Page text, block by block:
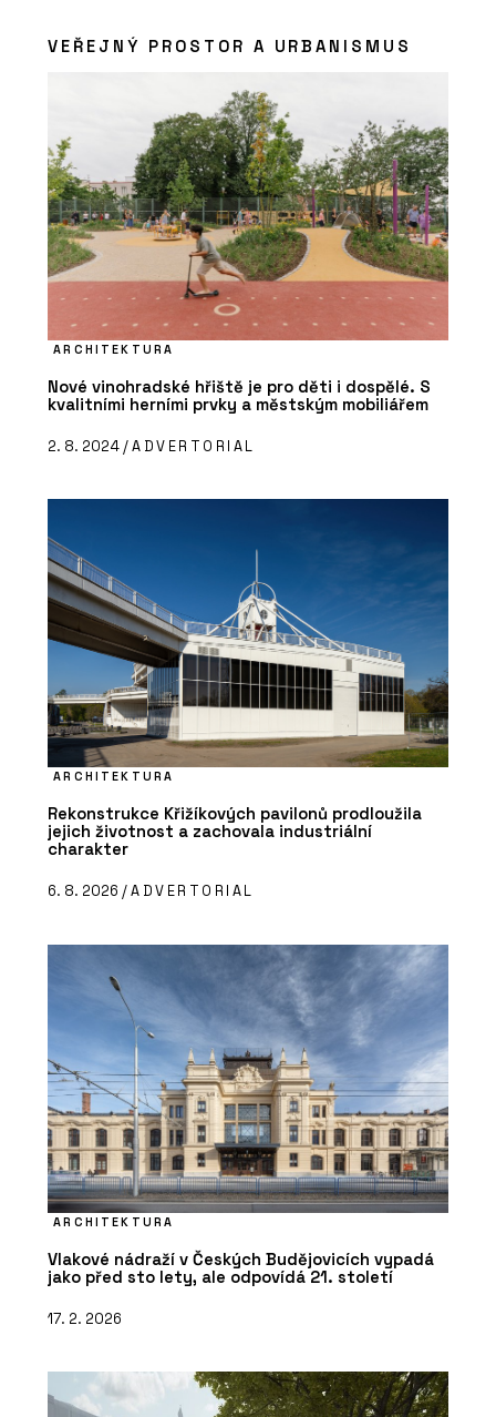
VEŘEJNÝ PROSTOR A URBANISMUS
ARCHITEKTURA
Nové vinohradské hřiště je pro děti i dospělé. S
kvalitními herními prvky a městským mobiliářem
2. 8. 2024 /ADVERTORIAL
ARCHITEKTURA
Rekonstrukce Křižíkových pavilonů prodloužila
jejich životnost a zachovala industriální
charakter
6. 8. 2026 /ADVERTORIAL
ARCHITEKTURA
Vlakové nádraží v Českých Budějovicích vypadá
jako před sto lety, ale odpovídá 21. století
17. 2. 2026